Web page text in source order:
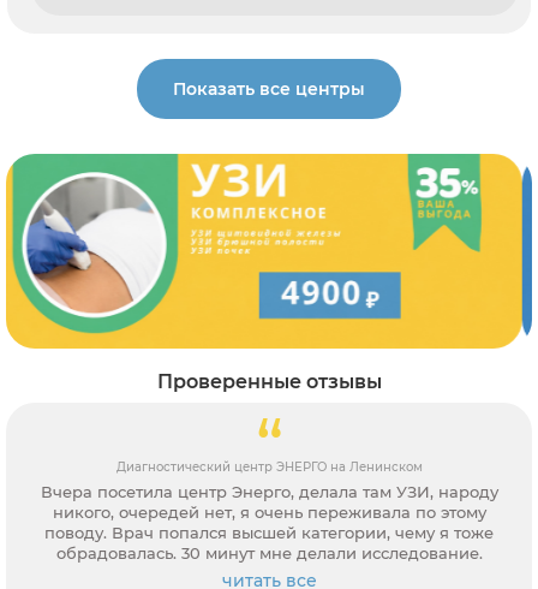
Показать все центры
Проверенные отзывы
Кабинет УЗИ Медика на ул. Пулковская, д. 8, к.1
Выражаю благодарность за поиск адреса УЗИ центра с
адекватными ценами. Молодцы! Все честно, без обмана.
Подсказали и стаж врача и качественное оборудование.
читать все